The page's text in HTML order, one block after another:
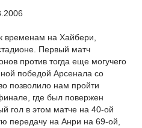
временам на Хайбери,
Первый матч
против тогда еще могучего
победой Арсенала со
позволило нам пройти
где был повержен
гол в этом матче на 40-ой
передачу на Анри на 69-ой,